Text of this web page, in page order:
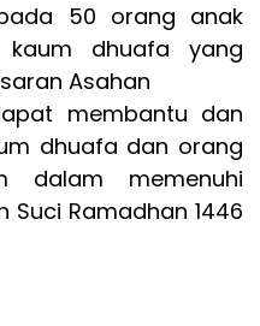
50 orang anak
dhuafa yang
Asahan
membantu dan
dhuafa dan orang
memenuhi
Ramadhan 1446